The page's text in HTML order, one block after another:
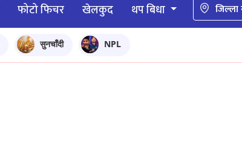
फोटो फिचर खेलकुद थप बिधा जिल्ला
सुनचाँदी NPL